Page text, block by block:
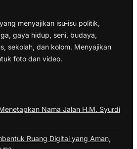
menyajikan isu-isu politik,
gaya hidup, seni, budaya,
sekolah, dan kolom. Menyajikan
foto dan video.
Nama Jalan H.M. Syurdi
Ruang Digital yang Aman,